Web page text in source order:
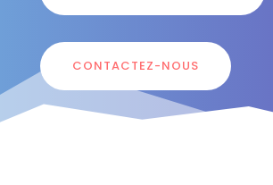
CONTACTEZ-NOUS